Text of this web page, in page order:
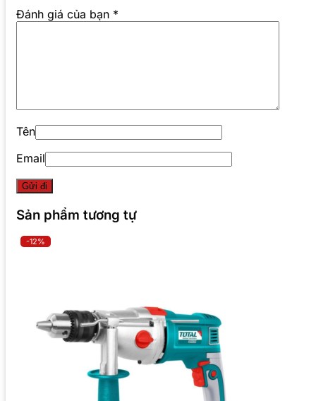
Đánh giá của bạn *
Tên
Email
Sản phẩm tương tự
-12%